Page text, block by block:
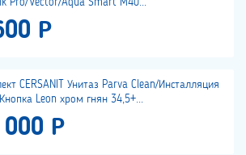
Pro/Vector/Aqua Smart M40...
Р
CERSANIT Унитаз Parva Clean/Инсталляция
Leon хром гнян 34,5+...
000 Р